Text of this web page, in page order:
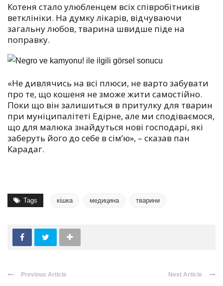
Котеня стало улюбленцем всіх співробітників
ветклініки. На думку лікарів, відчуваючи
загальну любов, тварина швидше піде на
поправку.
«Не дивлячись на всі плюси, не варто забувати
про те, що кошеня не зможе жити самостійно.
Поки що він залишиться в притулку для тварин
при муніципалітеті Едірне, але ми сподіваємося,
що для малюка знайдуться нові господарі, які
заберуть його до себе в сім’ю», – сказав пан
Карадаг.
Tags кішка медицина тварини
Previous Article Next Article